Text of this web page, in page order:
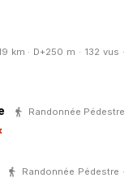
km · D+250 m · 132 vus ·
Randonnée Pédestre
Randonnée Pédestre ·